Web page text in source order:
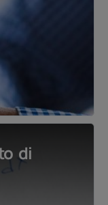
di